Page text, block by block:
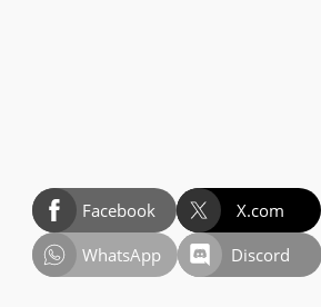
Facebook X.com
WhatsApp
Discord